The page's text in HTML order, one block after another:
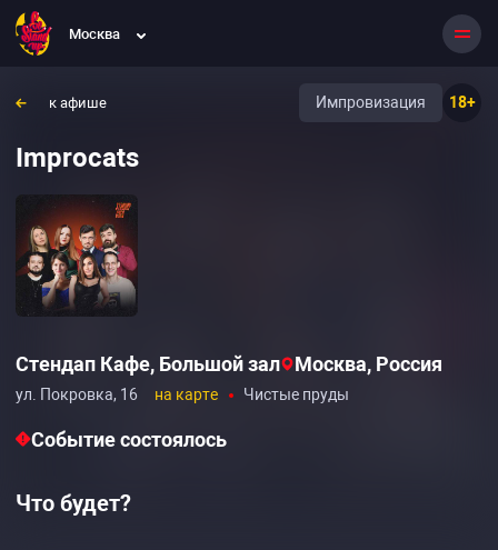
Москва
к афише 18+
Импровизация
Improcats
Стендап Кафе, Большой зал Москва, Россия
ул. Покровка, 16 на карте Чистые пруды
Событие состоялось
Что будет?